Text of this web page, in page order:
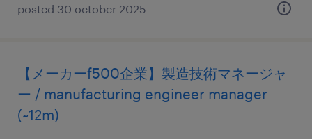
posted 30 october 2025
【メーカーf500企業】製造技術マネージャ
ー / manufacturing engineer manager
(~12m)